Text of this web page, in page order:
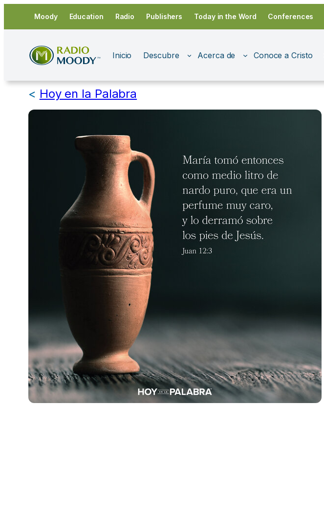
contenido
Moody Education Radio Publishers Today in the Word Conferences
Inicio Descubre Acerca de Conoce a Cristo
< Hoy en la Palabra